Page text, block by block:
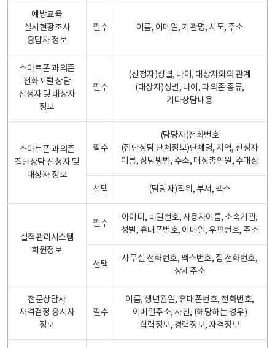
예방교육
실시현황조사
응답자 정보
필수 이름, 이메일, 기관명, 시도, 주소
스마트폰 과의존
전화포털 상담
신청자 및 대상자
정보
필수
(신청자)성별, 나이, 대상자와의 관계
(대상자)성별, 나이, 과의존 종류,
기타상담내용
스마트폰 과의존
집단상담 신청자 및
대상자 정보
필수
(담당자)전화번호
(집단상담 단체정보)단체명, 지역, 신청자
이름, 상담방법, 주소, 대상총인원, 주대상
선택 (담당자)직위, 부서, 팩스
실적관리시스템
회원정보
필수
아이디, 비밀번호, 사용자이름, 소속기관,
성별, 휴대폰번호, 이메일, 우편번호, 주소
선택
사무실 전화번호, 팩스번호, 집 전화번호,
상세주소
전문상담사
자격검정 응시자
정보
필수
이름, 생년월일, 휴대폰번호, 전화번호,
이메일주소, 사진, (해당하는 경우)
학력정보, 경력정보, 자격정보